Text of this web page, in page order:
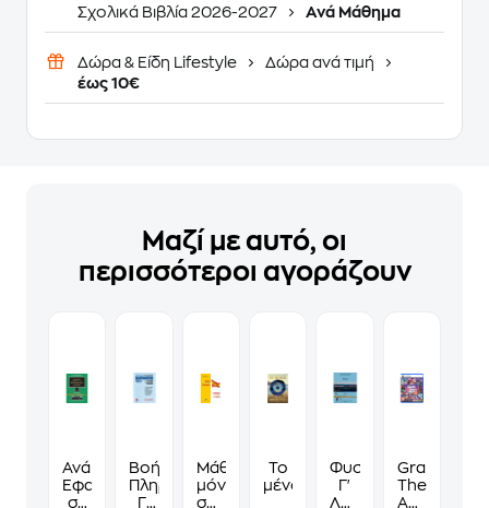
Σχολικά Βιβλία 2026-2027
Ανά Μάθημα
Δώρα & Είδη Lifestyle
Δώρα ανά τιμή
έως 10€
Μαζί με αυτό, οι
περισσότεροι αγοράζουν
Ανάπτυξη
Εφαρμογών
σε
Βοήθημα
Πληροφορική
Γ'
Μάθε
μόνος
σου
Το
μένος
Φυσική
Γ'
Λυκείου
Grand
Theft
Auto